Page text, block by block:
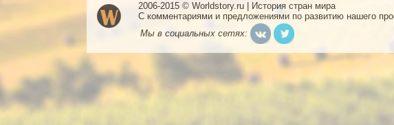
2006-2015 © Worldstory.ru | История стран мира
С комментариями и предложениями по развитию нашего
Мы в социальных сетях: